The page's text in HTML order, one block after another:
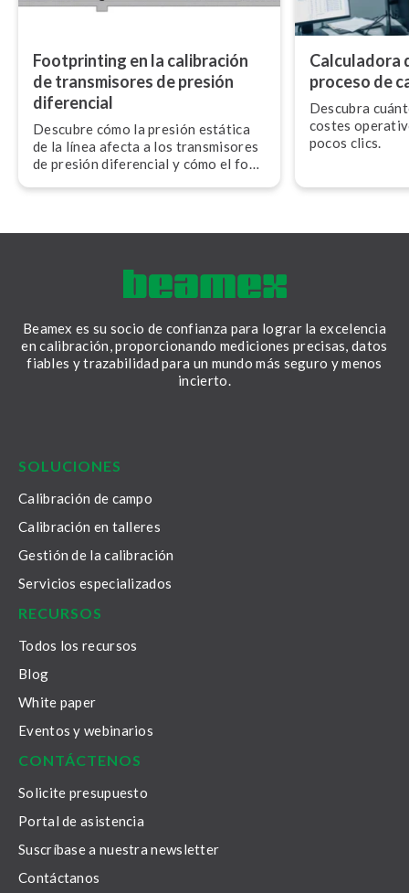
Foo­t­pri­n­ti­ng en la calibración
de tra­n­s­mi­so­res de presión
diferencial
Descubre cómo la presión estática
de la línea afecta a los tra­n­s­mi­so­res
de presión diferencial y cómo el foo­
Calculadora
proceso de
Descubra
costes
pocos clics.
Beamex es su socio de confianza para lograr la excelencia
en calibración, proporcionando mediciones precisas, datos
fiables y trazabilidad para un mundo más seguro y menos
incierto.
SOLUCIONES
Calibración de campo
Calibración en talleres
Gestión de la calibración
Servicios especializados
RECURSOS
Todos los recursos
Blog
White paper
Eventos y webinarios
CONTÁCTENOS
Solicite presupuesto
Portal de asistencia
Suscríbase a nuestra newsletter
Contáctanos